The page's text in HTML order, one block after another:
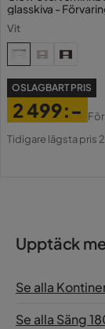
glasskiva -
Vit
OSLAGBART PRIS
Pris
2 499:-
Original
Tidigare lägsta pris
Upptäck
Se alla
Se alla Säng